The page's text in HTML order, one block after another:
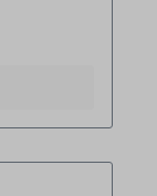
Med